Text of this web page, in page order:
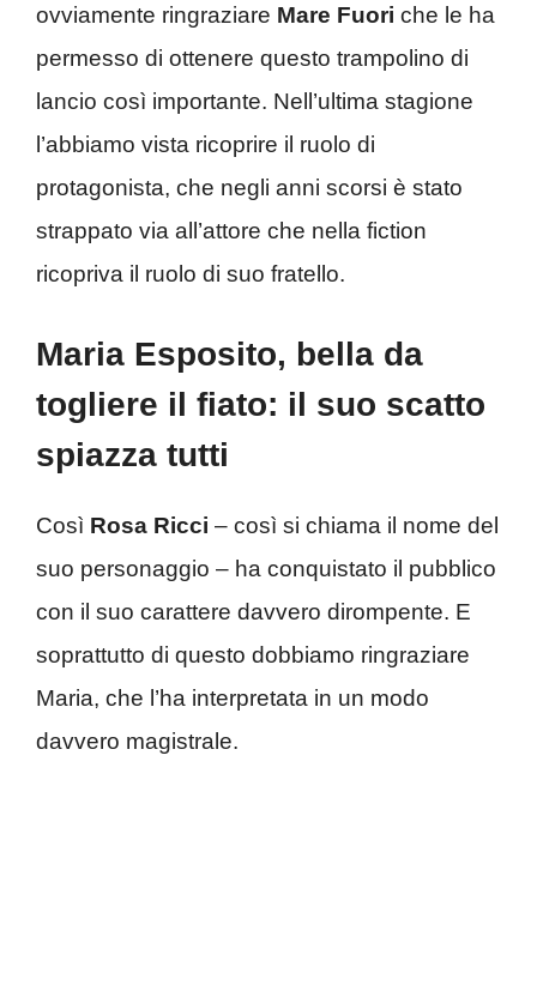
ovviamente ringraziare Mare Fuori che le ha
permesso di ottenere questo trampolino di
lancio così importante. Nell’ultima stagione
l’abbiamo vista ricoprire il ruolo di
protagonista, che negli anni scorsi è stato
strappato via all’attore che nella fiction
ricopriva il ruolo di suo fratello.
Maria Esposito, bella da
togliere il fiato: il suo scatto
spiazza tutti
Così Rosa Ricci – così si chiama il nome del
suo personaggio – ha conquistato il pubblico
con il suo carattere davvero dirompente. E
soprattutto di questo dobbiamo ringraziare
Maria, che l’ha interpretata in un modo
davvero magistrale.